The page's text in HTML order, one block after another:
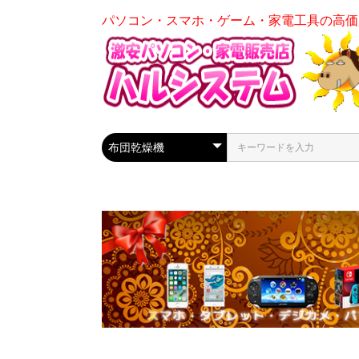
パソコン・スマホ・ゲーム・家電工具の高